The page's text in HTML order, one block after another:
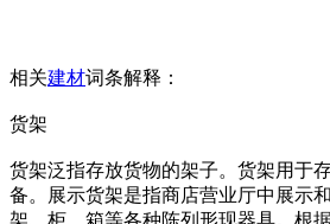
相关建材词条解释：
货架
货架泛指存放货物的架子。货架用于
备。展示货架是指商店营业厅中展示
架、柜、箱等各种陈列形现器具。根